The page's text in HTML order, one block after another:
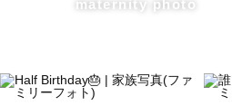
✅写真に込める想い
maternity photo